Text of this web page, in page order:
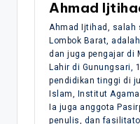
Ahmad
Ahmad Ijtihad, salah
Lombok Barat,
dan juga pengajar di
Lahir di Gunungsari,
pendidikan tinggi di
Islam, Institut
Ia juga anggota
penulis, dan